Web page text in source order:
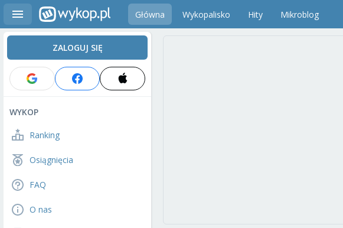
Główna Wykopalisko Hity Mikroblog
ZALOGUJ SIĘ
WYKOP
Ranking
Osiągnięcia
FAQ
O nas